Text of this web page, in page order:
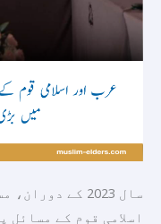
سال 2023 کے
اسلامی قوم کے
اور
مسلسل
بات
چیلنجوں